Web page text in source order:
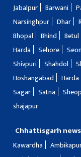
Jabalpur
Barwani
Narsinghpur
Dhar
Bhopal
Bhind Betul
Harda
Sehore
Shivpuri
Shahdol
Hoshangabad
Harda
Sagar
Satna
shajapur
Chhattisgarh
Kawardha